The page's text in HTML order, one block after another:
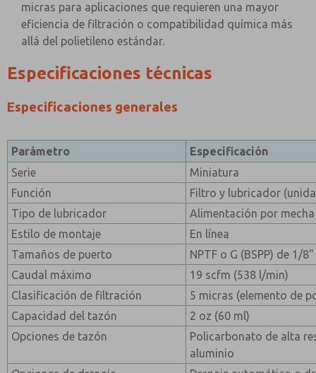
micras para aplicaciones que requieren una mayor
eficiencia de filtración o compatibilidad química más
allá del polietileno estándar.
Especificaciones técnicas
Especificaciones generales
Parámetro
Especificación
Serie
Miniatura
Función
Filtro y lubricador
Tipo de lubricador
Alimentación por mecha
Estilo de montaje
En línea
Tamaños de puerto
NPTF o G (BSPP) de 1/
Caudal máximo
19 scfm (538 l/min)
Clasificación de filtración
5 micras (elemento de
Capacidad del tazón
2 oz (60 ml)
Opciones de tazón
Policarbonato de alta
aluminio